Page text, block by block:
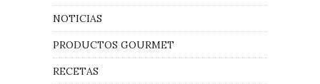
NOTICIAS
PRODUCTOS GOURMET
RECETAS